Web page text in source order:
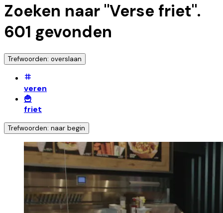
Zoeken naar "Verse friet".
601 gevonden
Trefwoorden: overslaan
veren
🍟
friet
Trefwoorden: naar begin